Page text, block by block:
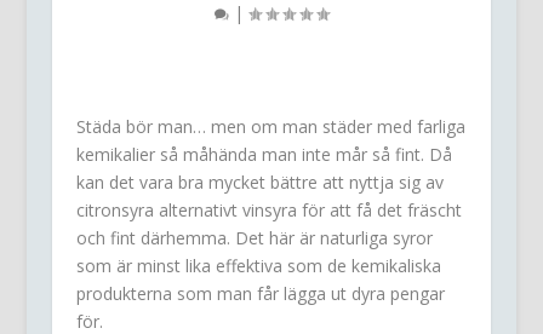
|
Städa bör man… men om man städer med farliga
kemikalier så måhända man inte mår så fint. Då
kan det vara bra mycket bättre att nyttja sig av
citronsyra alternativt vinsyra för att få det fräscht
och fint därhemma. Det här är naturliga syror
som är minst lika effektiva som de kemikaliska
produkterna som man får lägga ut dyra pengar
för.